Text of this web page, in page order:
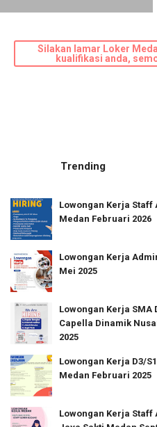
Silakan lamar Loker
kualifikasi anda,
Trending
Lowongan Kerja Staff
Medan Februari 2026
Lowongan Kerja
Mei 2025
Lowongan Kerja SMA
Capella Dinamik
2025
Lowongan Kerja D3/
Medan Februari 2025
Lowongan Kerja Staff